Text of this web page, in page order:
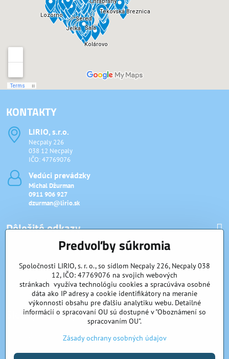
KONTAKTY
LIRIO, s​.r​.o​.
Necpaly 226
038 12 Necpaly
IČO: 47769076
Vedúci prevádzky
Michal Džurman
0911 906 927
dzurman@lirio.sk
Dôležité odkazy
Veľkoobchd
Sledujte nás aj na:
Instagram
Predvoľby súkromia
Spoločnosti LIRIO, s. r. o., so sídlom Necpaly 226, Necpaly 038
12, IČO: 47769076 na svojich webových
stránkach využíva technológiu cookies a spracúváva osobné
dáta ako IP adresy a cookie identifikátory na meranie
výkonnosti obsahu pre ďalšiu analytiku webu. Detailné
informácií o spracovaní OU sú dostupné v "Oboznámení so
spracovaním OU".
Zásady ochrany osobných údajov